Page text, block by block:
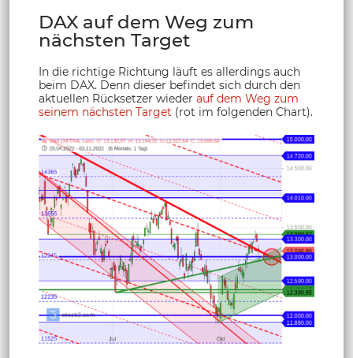
DAX auf dem Weg zum
nächsten Target
In die richtige Richtung läuft es allerdings auch
beim DAX. Denn dieser befindet sich durch den
aktuellen Rücksetzer wieder auf dem Weg zum
seinem nächsten Target (rot im folgenden Chart).